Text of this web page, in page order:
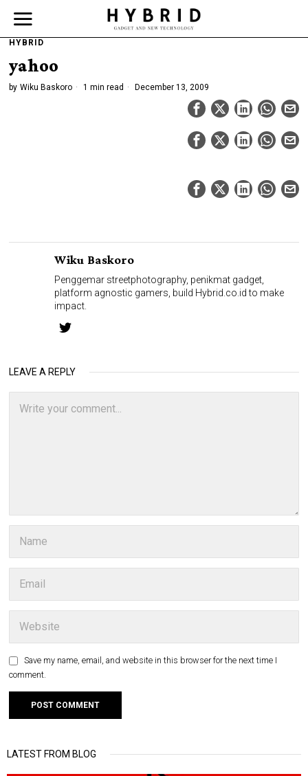
HYBRID
yahoo
by Wiku Baskoro 1 min read December 13, 2009
Wiku Baskoro
Penggemar streetphotography, penikmat gadget,
platform agnostic gamers, build Hybrid.co.id to make
impact.
LEAVE A REPLY
Save my name, email, and website in this browser for the next time I
comment.
LATEST FROM BLOG